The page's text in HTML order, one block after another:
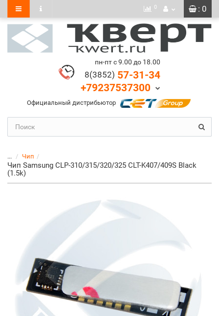
: 0
0
пн-пт с 9.00 до 18.00
8(3852) 57-31-34
+79237537300
Официальный дистрибьютор
... Чип
Чип Samsung CLP-310/315/320/325 CLT-K407/409S Black
(1.5k)